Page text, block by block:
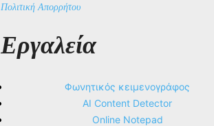
Πολιτική Απορρήτου
Εργαλεία
Φωνητικός κειμενογράφος
AI Content Detector
Online Notepad